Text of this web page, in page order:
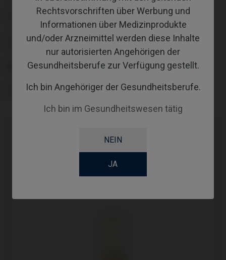
Rechtsvorschriften über Werbung und
Informationen über Medizinprodukte
und/oder Arzneimittel werden diese Inhalte
nur autorisierten Angehörigen der
Gesundheitsberufe zur Verfügung gestellt.
Ich bin Angehöriger der Gesundheitsberufe.
Ich bin im Gesundheitswesen tätig
NEIN
JA
WORKFLOW
ABUTMENTHEIGHT
SCREWSOCKET